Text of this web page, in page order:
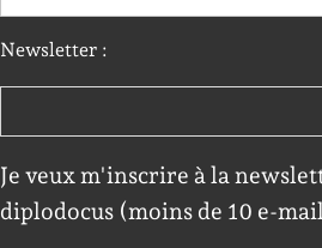
Newsletter :
Je veux m'inscrire à la
diplodocus (moins de 10 e-